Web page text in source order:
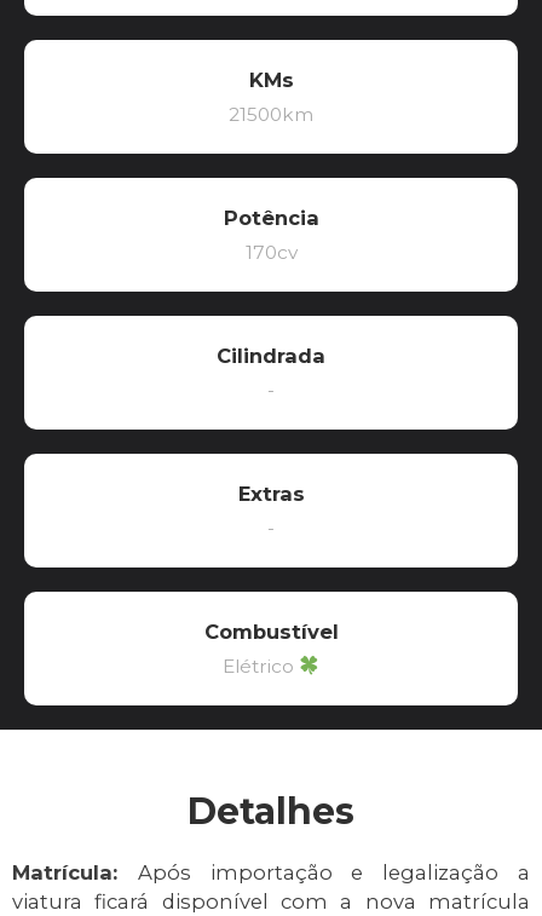
KMs
21500km
Potência
170cv
Cilindrada
-
Extras
-
Combustível
Elétrico
Detalhes
Matrícula: Após importação e legalização a
viatura ficará disponível com a nova matrícula